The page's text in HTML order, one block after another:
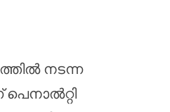
നടന്ന